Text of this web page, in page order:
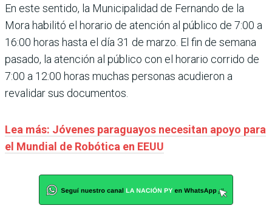
En este sentido, la Municipalidad de Fernando de la
Mora habilitó el horario de atención al público de 7:00 a
16:00 horas hasta el día 31 de marzo. El fin de semana
pasado, la atención al público con el horario corrido de
7:00 a 12:00 horas muchas personas acudieron a
revalidar sus documentos.
Lea más: Jóvenes paraguayos necesitan apoyo para
el Mundial de Robótica en EEUU